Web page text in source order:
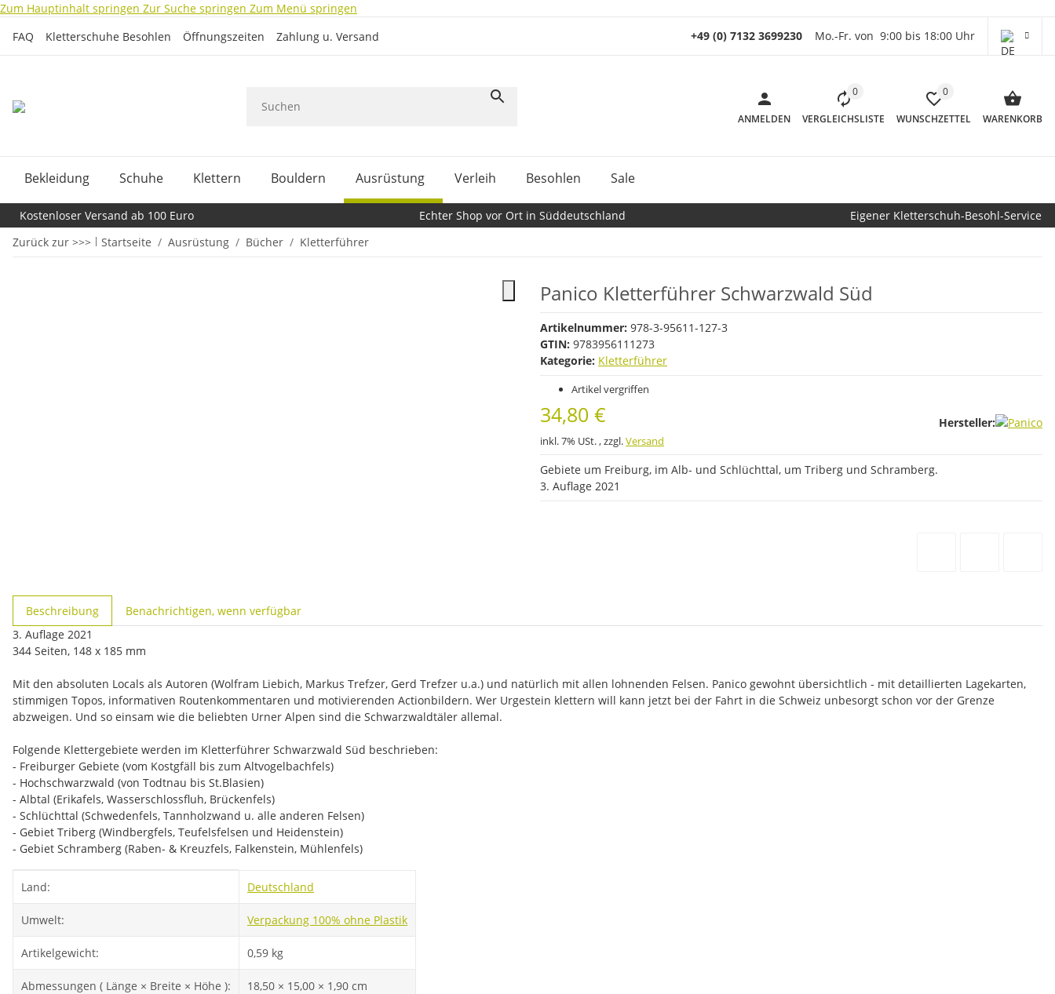
Zum Hauptinhalt springen Zur Suche springen Zum Menü springen
FAQ
Kletterschuhe Besohlen Öffnungszeiten Zahlung u. Versand +49 (0) 7132 3699230 Mo.-Fr. von 9:00 bis 18:00 Uhr
ANMELDEN
0
VERGLEICHSLISTE
0
WUNSCHZETTEL WARENKORB
Bekleidung Schuhe Klettern Bouldern Ausrüstung Verleih Besohlen Sale
Kostenloser Versand ab 100 Euro Echter Shop vor Ort in Süddeutschland
Eigener Kletterschuh-Besohl-Service
Zurück zur >>>
Startseite Ausrüstung Bücher Kletterführer
Panico Kletterführer Schwarzwald Süd
Artikelnummer: 978-3-95611-127-3
GTIN: 9783956111273
Kategorie: Kletterführer
Artikel vergriffen
34,80 €
inkl. 7% USt. , zzgl.Versand
Hersteller:
Gebiete um Freiburg, im Alb- und Schlüchttal, um Triberg und Schramberg.
3. Auflage 2021
Beschreibung
Benachrichtigen, wenn verfügbar
3. Auflage 2021
344 Seiten, 148 x 185 mm
Mit den absoluten Locals als Autoren (Wolfram Liebich, Markus Trefzer, Gerd Trefzer u.a.) und natürlich mit allen lohnenden Felsen. Panico gewohnt übersichtlich - mit detaillierten Lagekarten,
stimmigen Topos, informativen Routenkommentaren und motivierenden Actionbildern. Wer Urgestein klettern will kann jetzt bei der Fahrt in die Schweiz unbesorgt schon vor der Grenze
abzweigen. Und so einsam wie die beliebten Urner Alpen sind die Schwarzwaldtäler allemal.
Folgende Klettergebiete werden im Kletterführer Schwarzwald Süd beschrieben:
- Freiburger Gebiete (vom Kostgfäll bis zum Altvogelbachfels)
- Hochschwarzwald (von Todtnau bis St.Blasien)
- Albtal (Erikafels, Wasserschlossfluh, Brückenfels)
- Schlüchttal (Schwedenfels, Tannholzwand u. alle anderen Felsen)
- Gebiet Triberg (Windbergfels, Teufelsfelsen und Heidenstein)
- Gebiet Schramberg (Raben- & Kreuzfels, Falkenstein, Mühlenfels)
Land: Deutschland
Umwelt: Verpackung 100% ohne Plastik
Artikelgewicht: 0,59 kg
Abmessungen ( Länge × Breite × Höhe ): 18,50 × 15,00 × 1,90 cm